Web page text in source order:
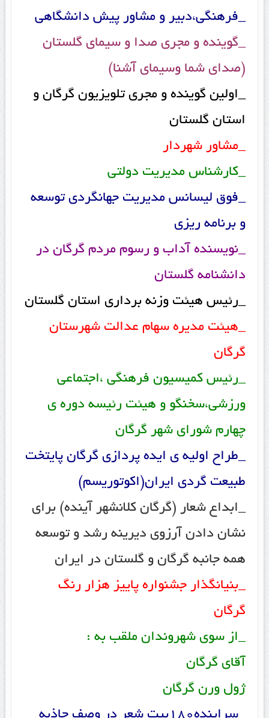
_فرهنگی،دبیر و مشاور پیش دانشگاهی
_گوینده و مجری صدا و سیمای گلستان
(صدای شما وسیمای آشنا)
_اولین گوینده و مجری تلویزیون گرگان و
استان گلستان
_مشاور شهردار
_کارشناس مدیریت دولتی
_فوق لیسانس مدیریت جهانگردی توسعه
و برنامه ریزی
_نویسنده آداب و رسوم مردم گرگان در
دانشنامه گلستان
_رئیس هیئت وزنه برداری استان گلستان
_هیئت مدیره سهام عدالت شهرستان
گرگان
_رئیس کمیسیون فرهنگی ،اجتماعی
ورزشی،سخنگو و هیئت رئیسه دوره ی
چهارم شورای شهر گرگان
_طراح اولیه ی ایده پردازی گرگان پایتخت
طبیعت گردی ایران(اکوتوریسم)
_ابداع شعار (گرگان کلانشهر آینده) برای
نشان دادن آرزوی دیرینه رشد و توسعه
همه جانبه گرگان و گلستان در ایران
_بنیانگذار جشنواره پاییز هزار رنگ
گرگان
_از سوی شهروندان ملقب به :
آقای گرگان
ژول ورن گرگان
_سراینده180بیت شعر در وصف جاذبه